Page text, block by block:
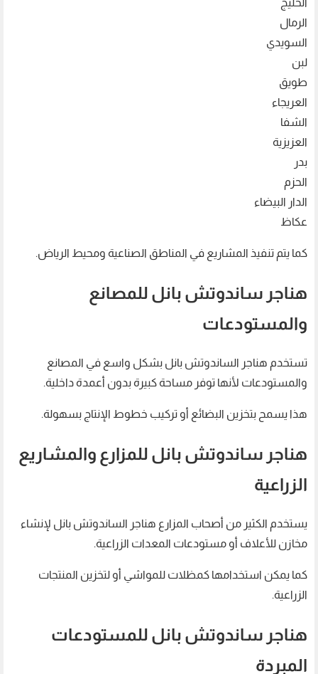
الخليج
الرمال
السويدي
لبن
طويق
العريجاء
الشفا
العزيزية
بدر
الحزم
الدار البيضاء
عكاظ
كما يتم تنفيذ المشاريع في المناطق الصناعية ومحيط الرياض.
هناجر ساندوتش بانل للمصانع
والمستودعات
تستخدم هناجر الساندوتش بانل بشكل واسع في المصانع
والمستودعات لأنها توفر مساحة كبيرة بدون أعمدة داخلية.
هذا يسمح بتخزين البضائع أو تركيب خطوط الإنتاج بسهولة.
هناجر ساندوتش بانل للمزارع والمشاريع
الزراعية
يستخدم الكثير من أصحاب المزارع هناجر الساندوتش بانل لإنشاء
مخازن للأعلاف أو مستودعات المعدات الزراعية.
كما يمكن استخدامها كمظلات للمواشي أو لتخزين المنتجات
الزراعية.
هناجر ساندوتش بانل للمستودعات
المبردة